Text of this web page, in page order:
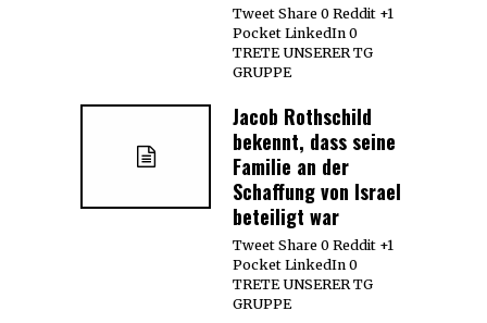
Tweet Share 0 Reddit +1
Pocket LinkedIn 0
TRETE UNSERER TG
GRUPPE
Jacob Rothschild
bekennt, dass seine
Familie an der
Schaffung von Israel
beteiligt war
Tweet Share 0 Reddit +1
Pocket LinkedIn 0
TRETE UNSERER TG
GRUPPE